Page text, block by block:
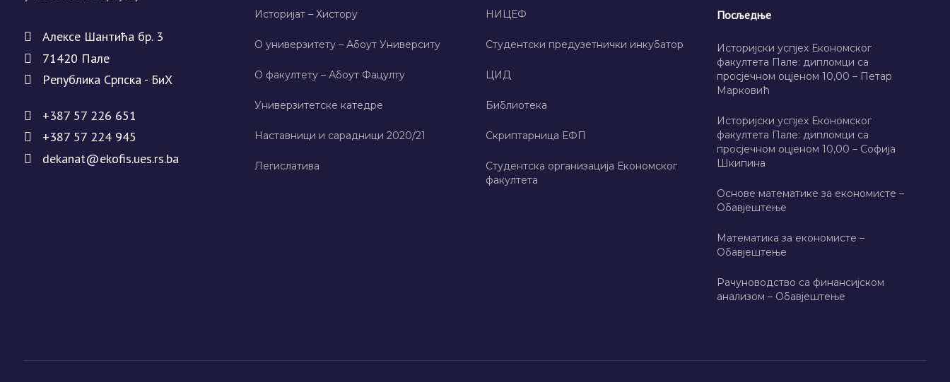
Алeксe Шантића бр. 3
71420 Палe
Рeпублика Српска - БиХ
+387 57 226 651
+387 57 224 945
dekanat@ekofis.ues.rs.ba
Историјат – Хисторy
О универзитету – Абоут Университy
О факултету – Абоут Фацултy
Универзитетске катедре
Наставници и сарадници 2020/21
Легислатива
НИЦЕФ
Студентски предузетнички инкубатор
ЦИД
Библиотека
Скриптарница ЕФП
Студентска организација Економског
факултета
Посљедње
Историјски успјех Економског
факултета Пале: дипломци са
просјечном оцјеном 10,00 – Петар
Марковић
Историјски успјех Економског
факултета Пале: дипломци са
просјечном оцјеном 10,00 – Софија
Шкипина
Основе математике за економисте –
Обавјештење
Математика за економисте –
Обавјештење
Рачуноводство са финансијском
анализом – Обавјештење